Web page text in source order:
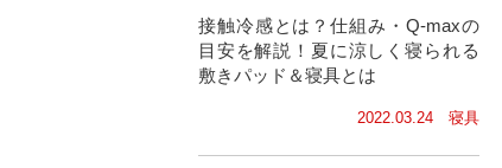
接触冷感とは？仕組み・Q-maxの
目安を解説！夏に涼しく寝られる
敷きパッド＆寝具とは
2022.03.24 寝具